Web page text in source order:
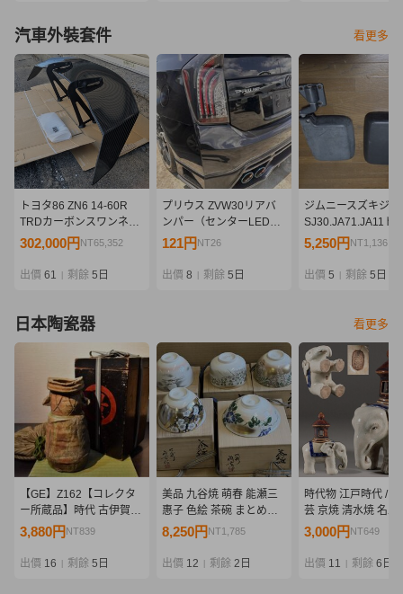
汽車外裝套件 看更多
トヨタ86 ZN6 14-60R
TRDカーボンスワンネッ
ク GTウィング MS342-
302,000円 NT65,352
出價 61 剩餘 5日
プリウス ZVW30リアバ
ンパー（センターLEDバ
ックフォグランプ付き）
121円 NT26
出價 8 剩餘 5日
ジムニースズキジム
SJ30.JA71.JA11ド
ー、サイドミラー
5,250円 NT1,136
出價 5 剩餘 5日
日本陶瓷器 看更多
【GE】Z162【コレクタ
ー所蔵品】時代 古伊賀耳
付花入/日本美術 伊賀焼
代品 美術品 古美術品 ys
3,880円 NT839
出價 16 剩餘 5日
美品 九谷焼 萌春 能瀬三
惠子 色絵 茶碗 まとめ
て 茶道具
8,250円 NT1,785
出價 12 剩餘 2日
時代物 江戸時代 /
芸 京焼 清水焼 名工
鱗 青木木米 / 彩色
道具 骨董品 / 高さ
3,000円 NT649
出價 11 剩餘 6日